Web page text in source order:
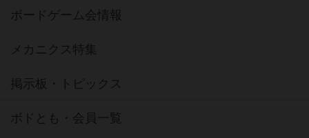
ボードゲーム会情報
メカニクス特集
掲示板・トピックス
ボドとも・会員一覧